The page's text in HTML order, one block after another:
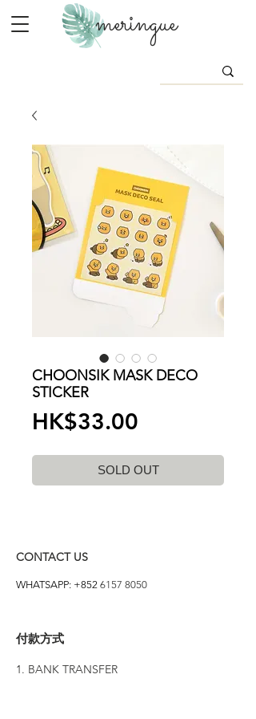
meringue
CHOONSIK MASK DECO
STICKER
HK$33.00
格
SOLD OUT
CONTACT US
WHATSAPP: +852 6157 8050
付款方式
1. BANK TRANSFER